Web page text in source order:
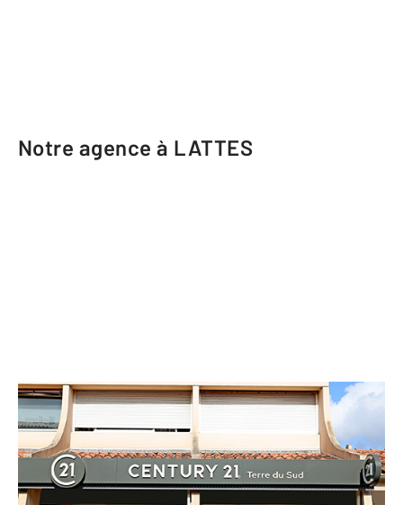
Notre agence à LATTES
CENTURY 21 Terre du Sud
Centre Cial Jacques d'Aragon II
Place Jacques d'Aragon
LATTES - 34970